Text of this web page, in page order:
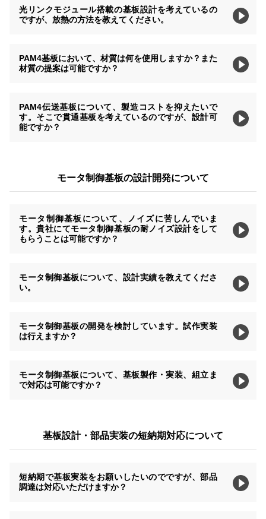
光リンクモジュール搭載の基板設計を考えているの
ですが、放熱の方法を教えてください。
PAM4基板において、材質は何を使用しますか？また
材質の提案は可能ですか？
PAM4伝送基板について、製造コストを抑えたいで
す。そこで貫通基板を考えているのですが、設計可
能ですか？
モータ制御基板の設計開発について
モータ制御基板について、ノイズに苦しんでいま
す。貴社にてモータ制御基板の耐ノイズ設計をして
もらうことは可能ですか？
モータ制御基板について、設計実績を教えてくださ
い。
モータ制御基板の開発を検討しています。試作実装
は行えますか？
モータ制御基板について、基板製作・実装、組立ま
で対応は可能ですか？
基板設計・部品実装の短納期対応について
短納期で基板実装をお願いしたいのでですが、部品
調達は対応いただけますか？